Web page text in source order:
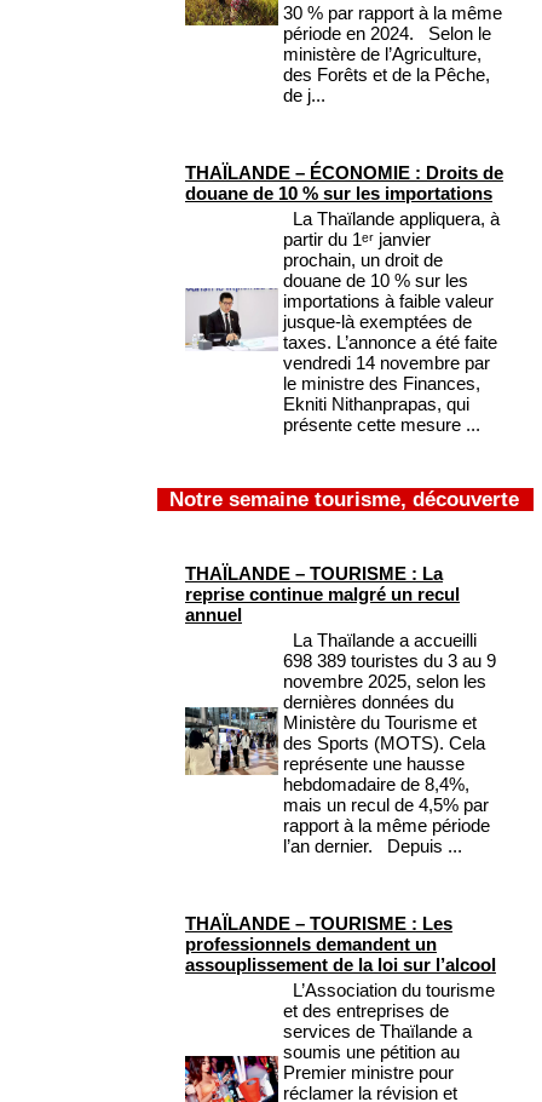
30 % par rapport à la même
période en 2024. Selon le
ministère de l’Agriculture,
des Forêts et de la Pêche,
de j...
THAÏLANDE – ÉCONOMIE : Droits de
douane de 10 % sur les importations
La Thaïlande appliquera, à
partir du 1ᵉʳ janvier
prochain, un droit de
douane de 10 % sur les
importations à faible valeur
jusque-là exemptées de
taxes. L’annonce a été faite
vendredi 14 novembre par
le ministre des Finances,
Ekniti Nithanprapas, qui
présente cette mesure ...
Notre semaine tourisme, découverte
THAÏLANDE – TOURISME : La
reprise continue malgré un recul
annuel
La Thaïlande a accueilli
698 389 touristes du 3 au 9
novembre 2025, selon les
dernières données du
Ministère du Tourisme et
des Sports (MOTS). Cela
représente une hausse
hebdomadaire de 8,4%,
mais un recul de 4,5% par
rapport à la même période
l’an dernier. Depuis ...
THAÏLANDE – TOURISME : Les
professionnels demandent un
assouplissement de la loi sur l’alcool
L’Association du tourisme
et des entreprises de
services de Thaïlande a
soumis une pétition au
Premier ministre pour
réclamer la révision et